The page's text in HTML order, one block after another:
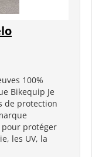
100%
Bikequip Je
de protection
pour protéger
les UV, la